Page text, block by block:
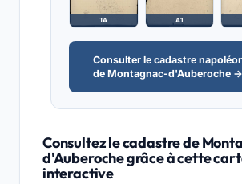
TA A1
Consulter le cadastre
de Montagnac-d'Auberoche →
Consultez le cadastre de
d'Auberoche grâce à cette
interactive